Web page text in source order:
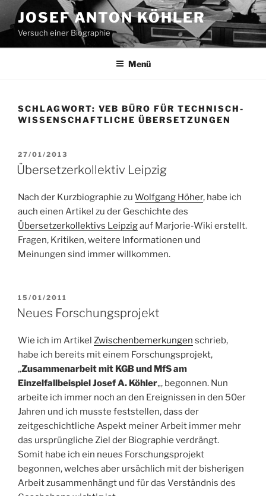
Inhalt
springen
JOSEF ANTON KÖHLER
Versuch einer Biographie
Menü
SCHLAGWORT: VEB BÜRO FÜR TECHNISCH-
WISSENSCHAFTLICHE ÜBERSETZUNGEN
VERÖFFENTLICHT
AM
27/01/2013
Übersetzerkollektiv Leipzig
Nach der Kurzbiographie zu Wolfgang Höher, habe ich
auch einen Artikel zu der Geschichte des
Übersetzerkollektivs Leipzigauf Marjorie-Wiki erstellt.
Fragen, Kritiken, weitere Informationen und
Meinungen sind immer willkommen.
VERÖFFENTLICHT
AM
15/01/2011
Neues Forschungsprojekt
Wie ich im Artikel Zwischenbemerkungen schrieb,
habe ich bereits mit einem Forschungsprojekt,
„Zusammenarbeit mit KGB und MfS am
Einzelfallbeispiel Josef A. Köhler„, begonnen. Nun
arbeite ich immer noch an den Ereignissen in den 50er
Jahren und ich musste feststellen, dass der
zeitgeschichtliche Aspekt meiner Arbeit immer mehr
das ursprüngliche Ziel der Biographie verdrängt.
Somit habe ich ein neues Forschungsprojekt
begonnen, welches aber ursächlich mit der bisherigen
Arbeit zusammenhängt und für das Verständnis des